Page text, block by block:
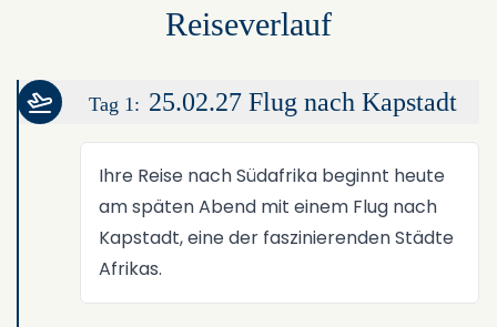
Reiseverlauf
Tag 1: 25.02.27 Flug nach Kapstadt
Ihre Reise nach Südafrika beginnt heute
am späten Abend mit einem Flug nach
Kapstadt, eine der faszinierenden Städte
Afrikas.